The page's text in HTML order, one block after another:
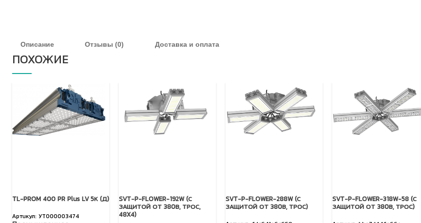
Описание Отзывы (0) Доставка и оплата
ПОХОЖИЕ
TL-PROM 400 PR Plus LV 5К (Д)
УТ000003474
SVT-P-FLOWER-192W (С
ЗАЩИТОЙ ОТ 380В, ТРОС,
48X4)
SVT-P-FLOWER-288W (С
ЗАЩИТОЙ ОТ 380В, ТРОС)
SVT-P-FLOWER-318W-58 (С
ЗАЩИТОЙ ОТ 380В, ТРОС)